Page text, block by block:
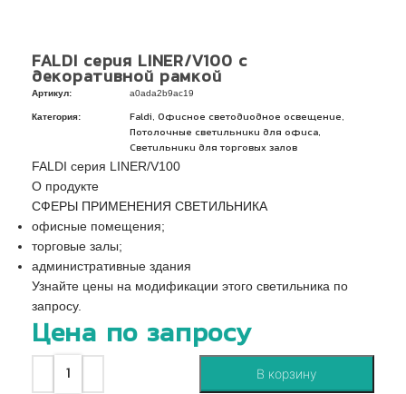
FALDI серия LINER/V100 с
декоративной рамкой
Артикул: a0ada2b9ac19
Категория: Faldi Офисное светодиодное освещение
Потолочные светильники для офиса
Светильники для торговых залов
FALDI серия LINER/V100
О продукте
СФЕРЫ ПРИМЕНЕНИЯ СВЕТИЛЬНИКА
офисные помещения;
торговые залы;
административные здания
Узнайте цены на модификации этого светильника по
запросу.
Цена по запросу
В корзину